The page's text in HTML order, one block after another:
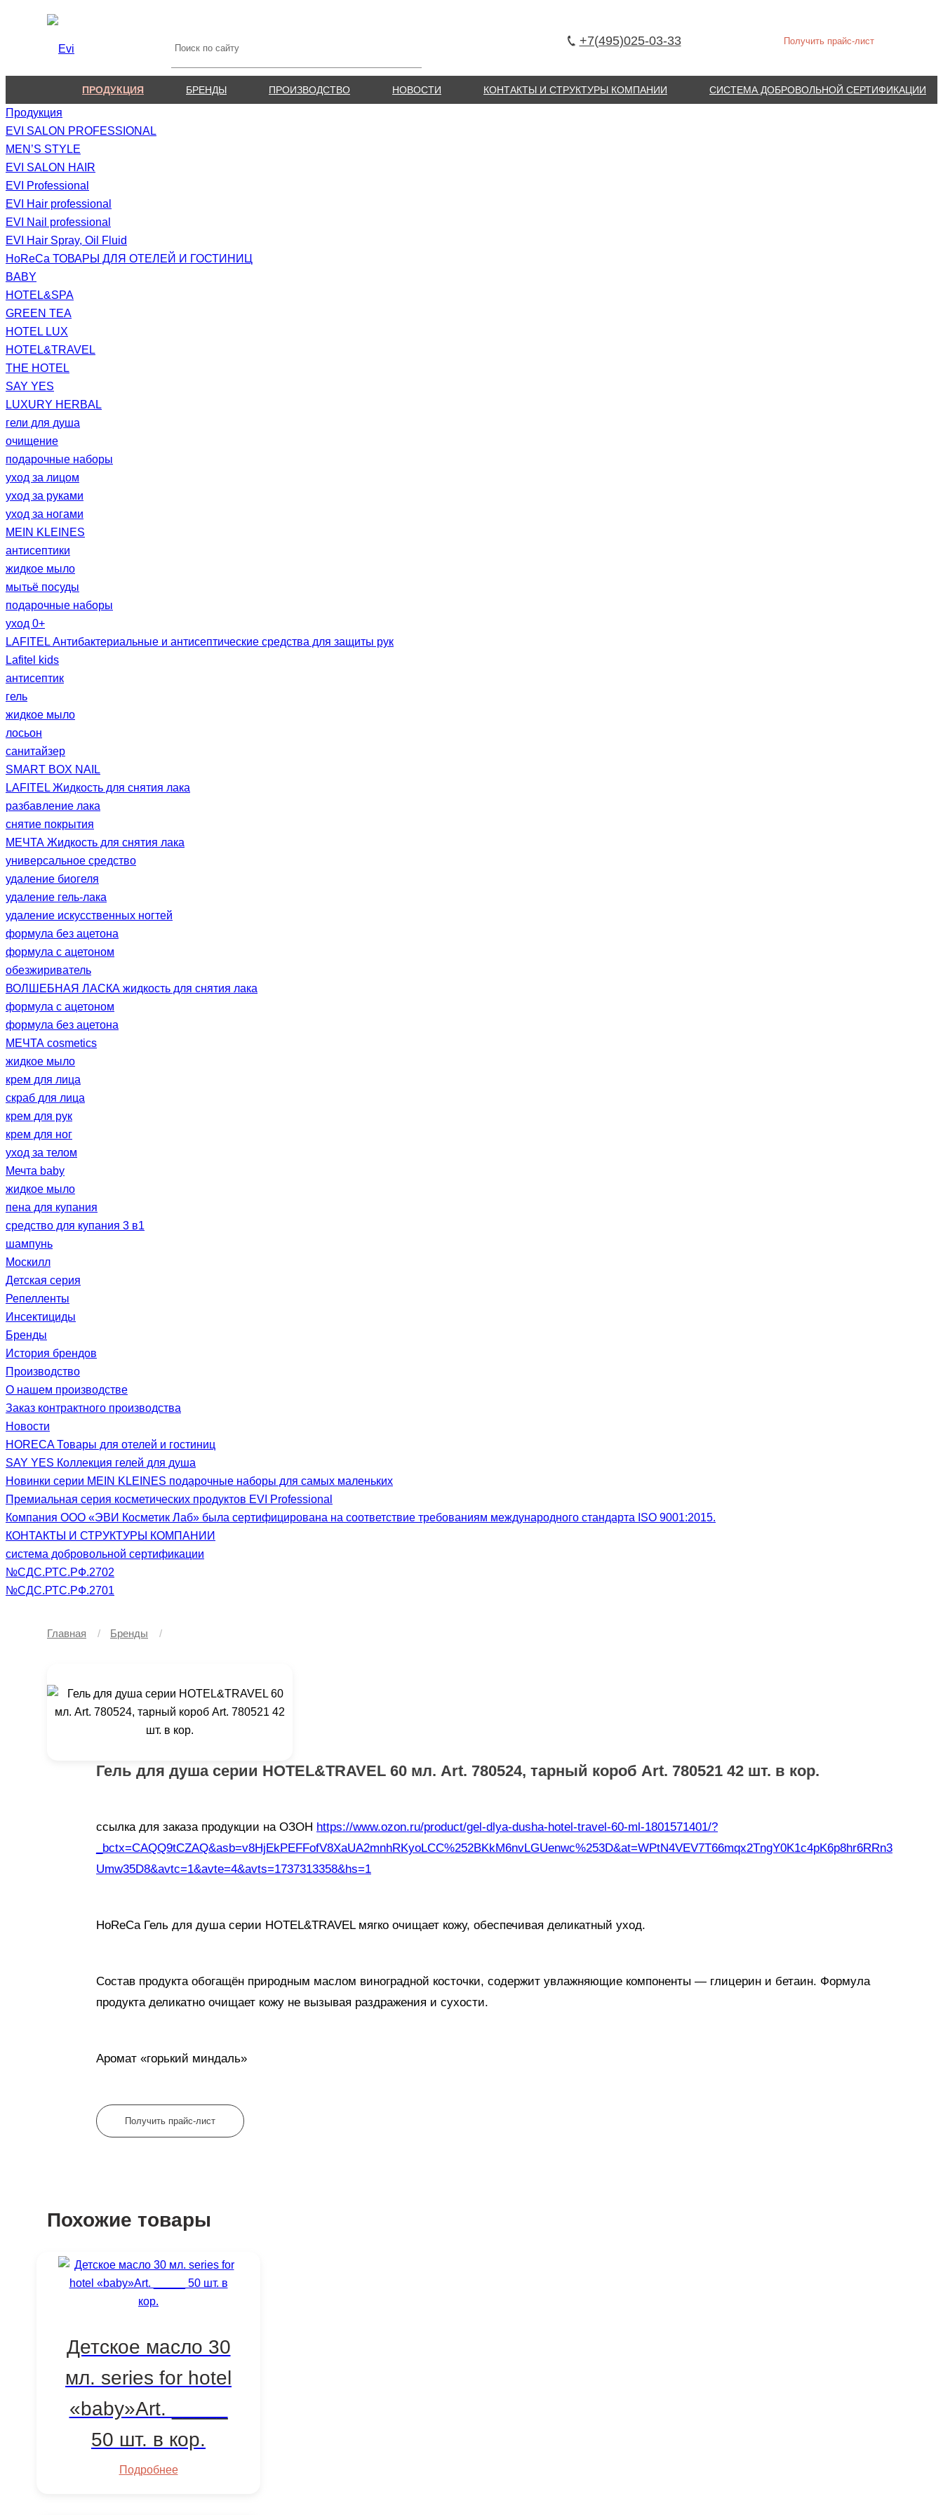
+7(495)025-03-33 Получить прайс-лист
ПРОДУКЦИЯ БРЕНДЫ ПРОИЗВОДСТВО НОВОСТИ КОНТАКТЫ И СТРУКТУРЫ КОМПАНИИ СИСТЕМА ДОБРОВОЛЬНОЙ СЕРТИФИКАЦИИ
Продукция
EVI SALON PROFESSIONAL
MEN’S STYLE
EVI SALON HAIR
EVI Professional
EVI Hair professional
EVI Nail professional
EVI Hair Spray, Oil Fluid
HoReCa ТОВАРЫ ДЛЯ ОТЕЛЕЙ И ГОСТИНИЦ
BABY
HOTEL&SPA
GREEN TEA
HOTEL LUX
HOTEL&TRAVEL
THE HOTEL
SAY YES
LUXURY HERBAL
гели для душа
очищение
подарочные наборы
уход за лицом
уход за руками
уход за ногами
MEIN KLEINES
антисептики
жидкое мыло
мытьё посуды
подарочные наборы
уход 0+
LAFITEL Антибактериальные и антисептические средства для защиты рук
Lafitel kids
антисептик
гель
жидкое мыло
лосьон
санитайзер
SMART BOX NAIL
LAFITEL Жидкость для снятия лака
разбавление лака
снятие покрытия
МЕЧТА Жидкость для снятия лака
универсальное средство
удаление биогеля
удаление гель-лака
удаление искусственных ногтей
формула без ацетона
формула с ацетоном
обезжириватель
ВОЛШЕБНАЯ ЛАСКА жидкость для снятия лака
формула с ацетоном
формула без ацетона
МЕЧТА cosmetics
жидкое мыло
крем для лица
скраб для лица
крем для рук
крем для ног
уход за телом
Мечта baby
жидкое мыло
пена для купания
средство для купания 3 в1
шампунь
Москилл
Детская серия
Репелленты
Инсектициды
Бренды
История брендов
Производство
О нашем производстве
Заказ контрактного производства
Новости
HORECA Товары для отелей и гостиниц
SAY YES Коллекция гелей для душа
Новинки серии MEIN KLEINES подарочные наборы для самых маленьких
Премиальная серия косметических продуктов EVI Professional
Компания ООО «ЭВИ Косметик Лаб» была сертифицирована на соответствие требованиям международного стандарта ISO 9001:2015.
КОНТАКТЫ И СТРУКТУРЫ КОМПАНИИ
система добровольной сертификации
№СДС.РТС.РФ.2702
№СДС.РТС.РФ.2701
Главная Бренды
Гель для душа серии HOTEL&TRAVEL 60 мл. Art. 780524, тарный короб Art. 780521 42 шт. в кор.
ссылка для заказа продукции на ОЗОН https://www.ozon.ru/product/gel-dlya-dusha-hotel-travel-60-ml-1801571401/?
_bctx=CAQQ9tCZAQ&asb=v8HjEkPEFFofV8XaUA2mnhRKyoLCC%252BKkM6nvLGUenwc%253D&at=WPtN4VEV7T66mqx2TngY0K1c4pK6p8hr6RRn3
Umw35D8&avtc=1&avte=4&avts=1737313358&hs=1
HoReCa Гель для душа серии HOTEL&TRAVEL мягко очищает кожу, обеспечивая деликатный уход.
Состав продукта обогащён природным маслом виноградной косточки, содержит увлажняющие компоненты — глицерин и бетаин. Формула
продукта деликатно очищает кожу не вызывая раздражения и сухости.
Аромат «горький миндаль»
Получить прайс-лист
Похожие товары
Детское масло 30
мл. series for hotel
«baby»Art. _____
50 шт. в кор.
Подробнее